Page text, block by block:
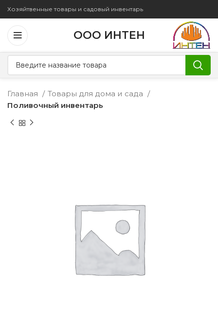
Хозяйтвенные товары и садовый инвентарь
ООО ИНТЕН
Главная
Товары для дома и сада
Поливочный инвентарь